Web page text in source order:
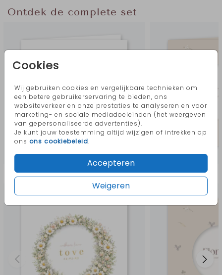
Cookies
Wij gebruiken cookies en vergelijkbare technieken om
een betere gebruikerservaring te bieden, ons
websiteverkeer en onze prestaties te analyseren en voor
marketing- en sociale mediadoeleinden (het weergeven
van gepersonaliseerde advertenties).
Je kunt jouw toestemming altijd wijzigen of intrekken op
ons ons cookiebeleid.
Accepteren
Weigeren
Ontdek de complete set
Meer in deze stijl